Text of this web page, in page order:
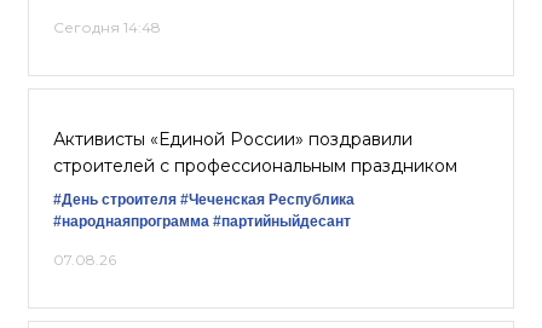
Сегодня 14:48
Активисты «Единой России» поздравили
строителей с профессиональным праздником
#День строителя #Чеченская Республика
#народнаяпрограмма #партийныйдесант
07.08.26